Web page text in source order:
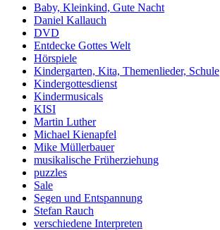
Baby, Kleinkind, Gute Nacht
Daniel Kallauch
DVD
Entdecke Gottes Welt
Hörspiele
Kindergarten, Kita, Themenlieder, Schule
Kindergottesdienst
Kindermusicals
KISI
Martin Luther
Michael Kienapfel
Mike Müllerbauer
musikalische Früherziehung
puzzles
Sale
Segen und Entspannung
Stefan Rauch
verschiedene Interpreten